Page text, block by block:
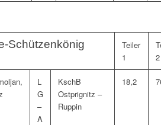
Schützenkönig
Teiler
1
2
L
G
–
A
KschB
Ostprignitz –
Ruppin
18,2